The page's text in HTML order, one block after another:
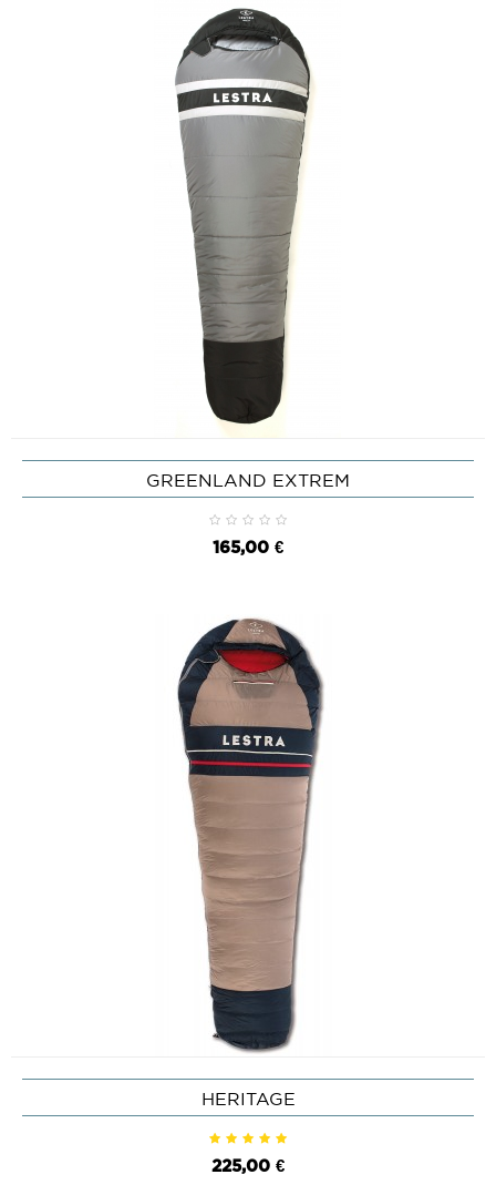
GREENLAND EXTREM
165,00 €
HERITAGE
225,00 €